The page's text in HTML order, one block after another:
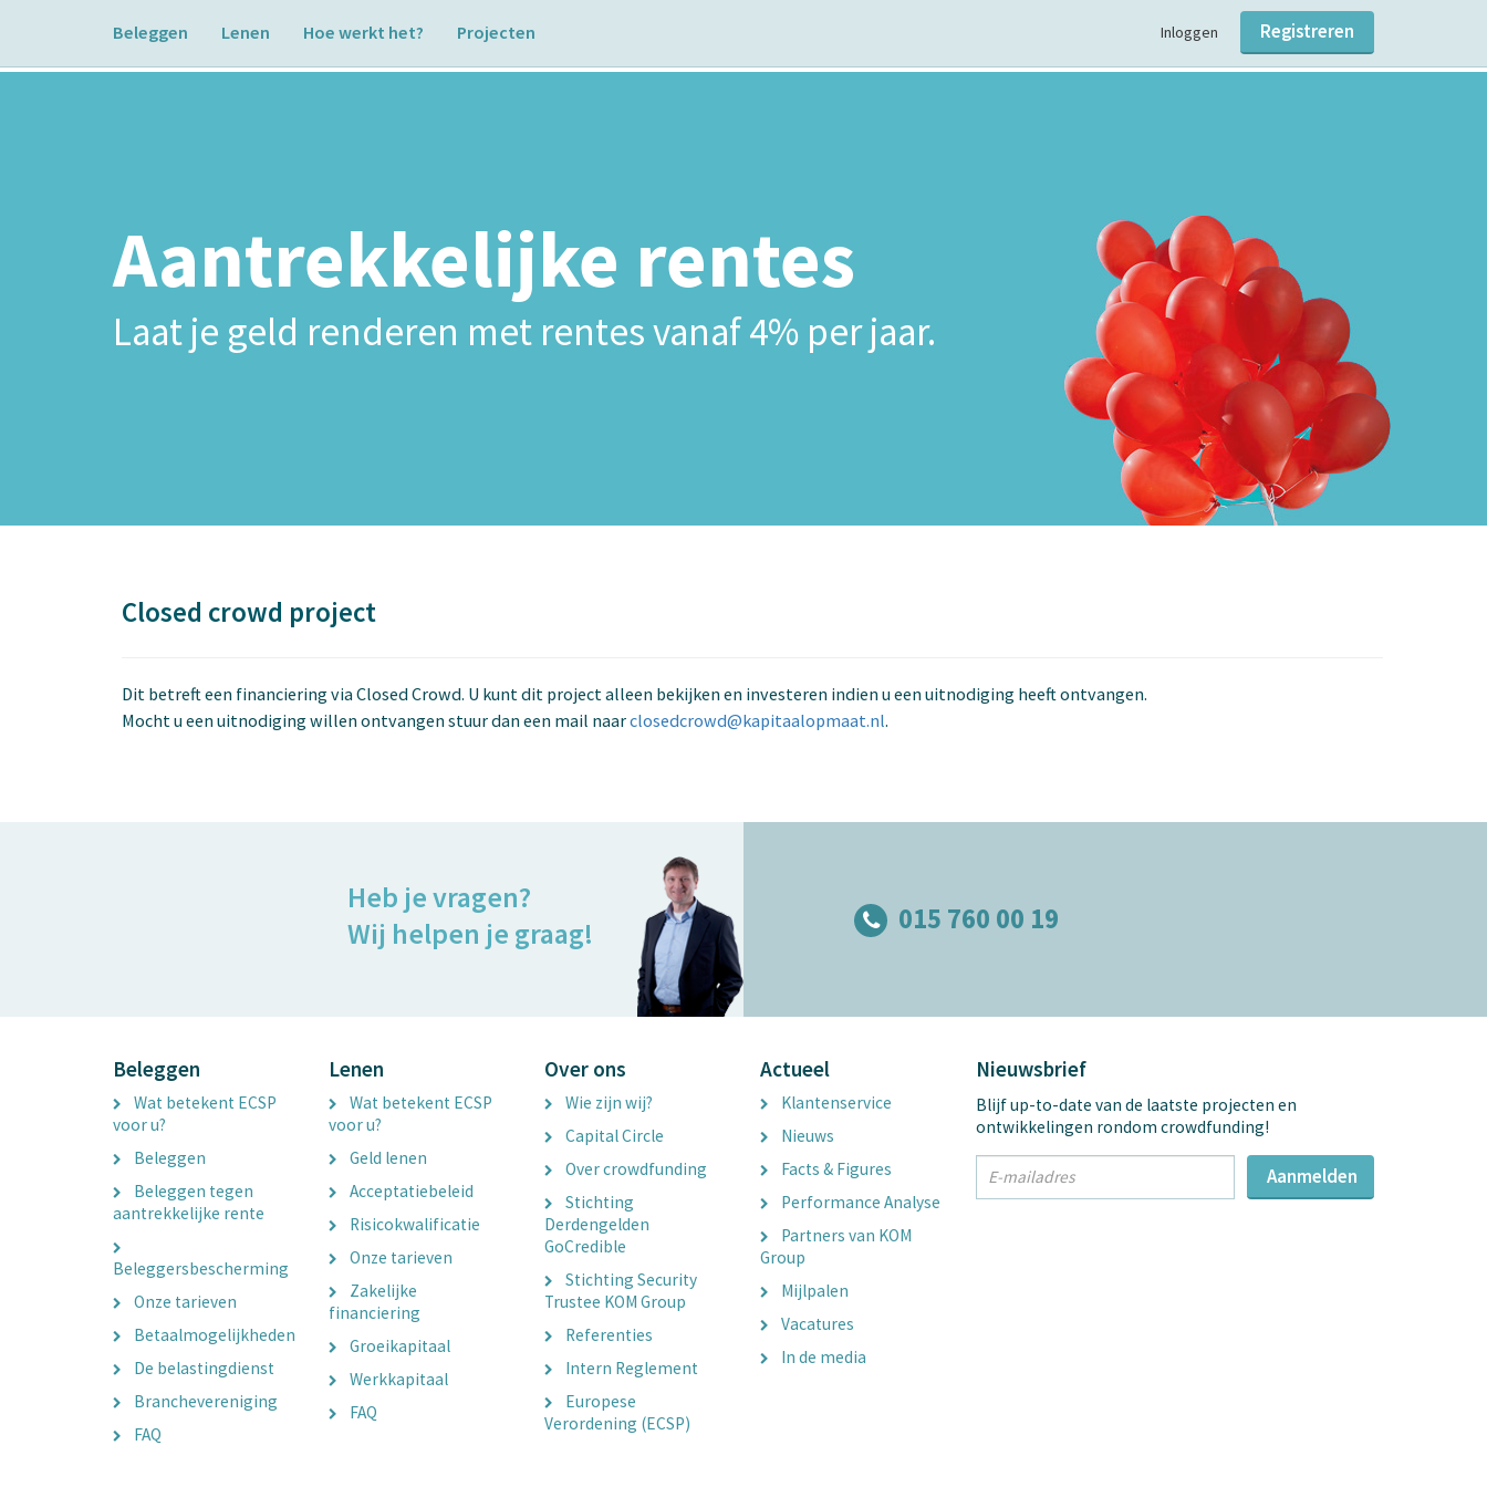
Beleggen Lenen Hoe werkt het? Projecten Inloggen Registreren
Aantrekkelijke rentes
Laat je geld renderen met rentes vanaf 4% per jaar.
Closed crowd project
Dit betreft een financiering via Closed Crowd. U kunt dit project alleen bekijken en investeren indien u een uitnodiging heeft ontvangen.
Mocht u een uitnodiging willen ontvangen stuur dan een mail naarclosedcrowd@kapitaalopmaat.nl.
015 760 00 19
Heb je vragen?
Wij helpen je graag!
Beleggen
Wat betekent ECSP
voor u?
Beleggen
Beleggen tegen
aantrekkelijke rente
Beleggersbescherming
Onze tarieven
Betaalmogelijkheden
De belastingdienst
Branchevereniging
FAQ
Lenen
Wat betekent ECSP
voor u?
Geld lenen
Acceptatiebeleid
Risicokwalificatie
Onze tarieven
Zakelijke
financiering
Groeikapitaal
Werkkapitaal
FAQ
Over ons
Wie zijn wij?
Capital Circle
Over crowdfunding
Stichting
Derdengelden
GoCredible
Stichting Security
Trustee KOM Group
Referenties
Intern Reglement
Europese
Verordening (ECSP)
Actueel
Klantenservice
Nieuws
Facts & Figures
Performance Analyse
Partners van KOM
Group
Mijlpalen
Vacatures
In de media
Nieuwsbrief
Blijf up-to-date van de laatste projecten en
ontwikkelingen rondom crowdfunding!
Email
Aanmelden